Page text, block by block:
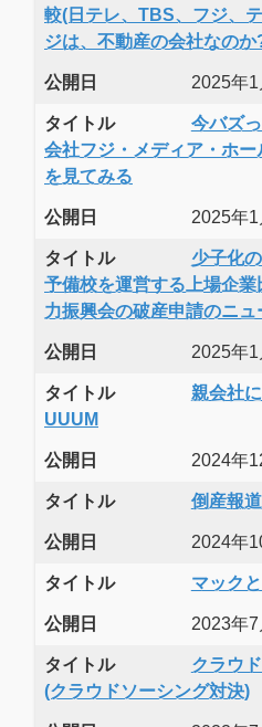
較(日テレ、TBS、フジ、
ジは、不動産の会社なのか
公開日 2025年1
タイトル
今バズ
会社フジ・メディア・ホ
を見てみる
公開日 2025年1
タイトル
少子化
予備校を運営する上場企
力振興会の破産申請のニ
公開日 2025年1
タイトル
親会社
UUUM
公開日 2024年
タイトル 倒産報
公開日 2024年
タイトル マック
公開日 2023年7
タイトル
クラウ
(クラウドソーシング対決)